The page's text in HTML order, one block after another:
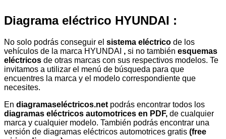
Diagrama eléctrico HYUNDAI :
No solo podrás conseguir el sistema eléctrico de los
vehículos de la marca HYUNDAI , si no también esquemas
eléctricos de otras marcas con sus respectivos modelos. Te
invitamos a utilizar el menú de búsqueda para que
encuentres la marca y el modelo correspondiente que
necesites.
En diagramaseléctricos.net podrás encontrar todos los
diagramas eléctricos automotrices en PDF, de cualquier
marca y cualquier modelo. También podrás encontrar una
versión de diagramas eléctricos automotrices gratis (free